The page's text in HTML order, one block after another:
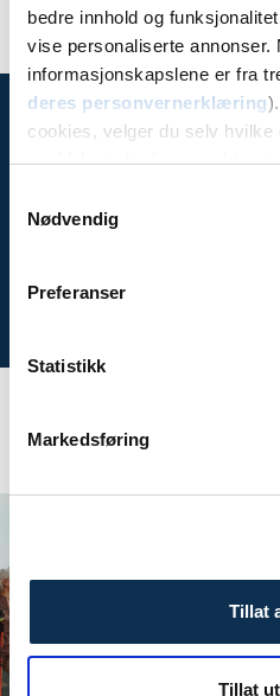
bedre innhold og
vise personaliserte annonser.
informasjonskapslene er fra
deres personvernerklæring
cookies, velger du selv hvilke
om Volvats bruk av cookies i
Nødvendig
Preferanser
Statistikk
Markedsføring
Tillat
Tillat
oss
Aktuelt